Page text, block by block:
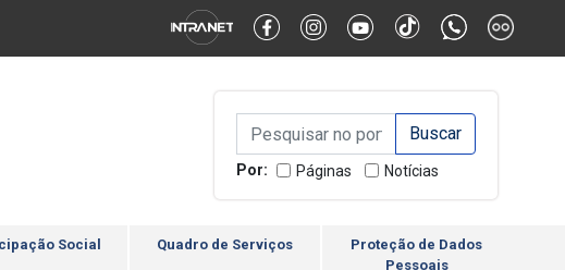
Alternar Alto Contraste Alternar Tamanho da Fonte
Campo de Busca de
Campo de Busca de informaçõesEnviar a Busca
Por: Páginas Notícias
Social Quadro de Serviços
Proteção de Dados
Pessoais